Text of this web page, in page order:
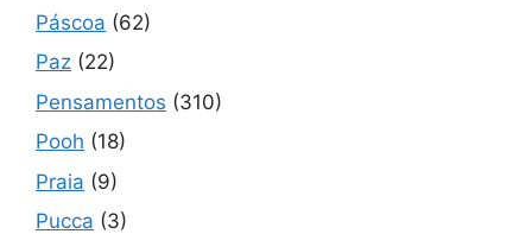
Páscoa (62)
Paz (22)
Pensamentos (310)
Pooh (18)
Praia (9)
Pucca (3)